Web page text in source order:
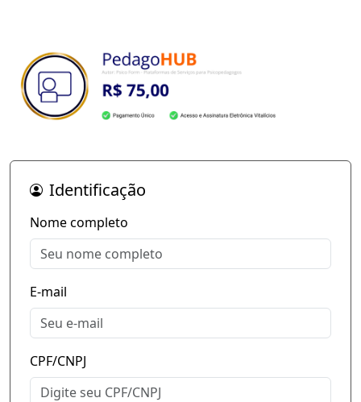
Identificação
Nome completo
E-mail
CPF/CNPJ